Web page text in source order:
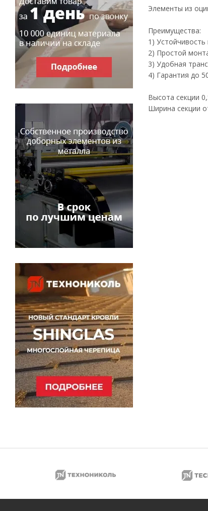
Элементы из
Преимущества:
1)
2) Простой
3) Удобная
4) Гарантия до
Высота секции
Ширина секции